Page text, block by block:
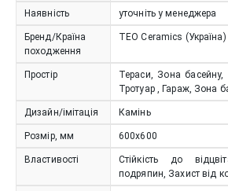
Наявність уточніть у менеджера
Бренд/Країна
походження
TEO Ceramics (Україна)
Простір
Тераси, Зона
Тротуар , Гараж, Зона
Дизайн/імітація Камінь
Розмір, мм 600х600
Властивості
Стійкість до
подряпин, Захист від